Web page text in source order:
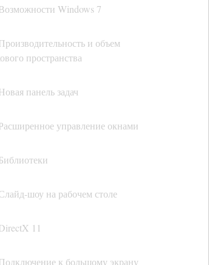
Windows 7
и объем
пространства
панель задач
управление окнами
шоу на рабочем столе
11
к большому экрану